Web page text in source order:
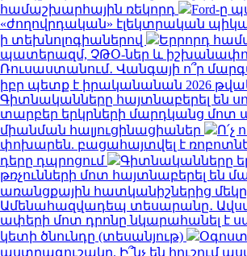
համաշխարհային ռեկորդ
Ford-ը
«ժողովրդական» էլեկտրական
ի տեխնոլոգիաներով
Երրորդ
պատերազմ, ՉԹՕ-ներ և
Ռուսաստանում․ Վանգայի ո՞ր
իբր պետք է իրականանան 2026
Գիտնականները հայտնաբերել են
տարբեր երկրների մարդկանց մոտ
միանման հալյուցինացիաներ
Ո՛չ
փոխարեն. բացահայտվել է
դերը դպրոցում
Գիտնականները
թռչունների մոտ հայտնաբերել են
առանցքային հատկանիշներից մեկը
Ամենահազվադեպ տեսարանը․
ափերի մոտ դրոնը նկարահանել է
կետի ծնունդը (տեսանյութ)
աստղագուշակը. Ի՞նչ են հուշում